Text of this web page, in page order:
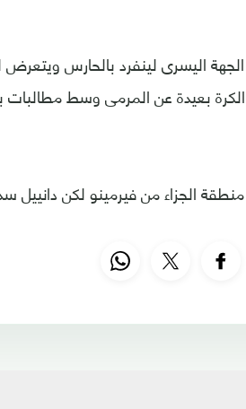
من الجهة اليسرى لينفرد بالحارس
بعيدة عن المرمى وسط مطالبات
إلى ستورديج في الدقيقة 85 في منطقة الجزاء من فيرمينو